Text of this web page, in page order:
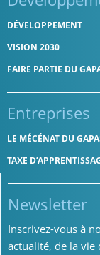
DÉVELOPPEMENT
VISION 2030
FAIRE PARTIE DU
Entreprises
LE MÉCÉNAT DU
TAXE
Newsletter
Inscrivez-vous à
actualité, de la vie